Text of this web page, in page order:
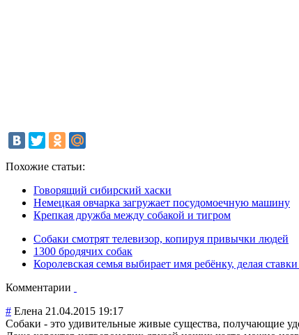
Похожие статьи:
Говорящий сибирский хаски
Немецкая овчарка загружает посудомоечную машину
Крепкая дружба между собакой и тигром
Собаки смотрят телевизор, копируя привычки людей
1300 бродячих собак
Королевская семья выбирает имя ребёнку, делая
Комментарии
# Елена 21.04.2015 19:17
Собаки - это удивительные живые существа, получающие